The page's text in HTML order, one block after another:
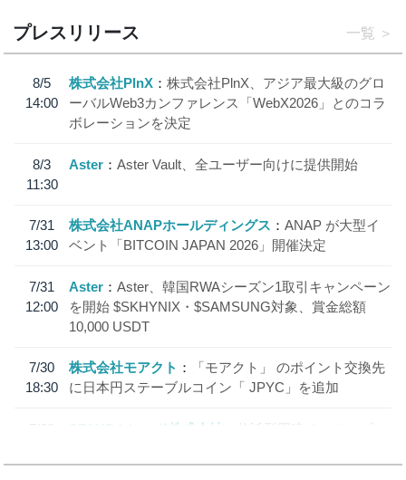
プレスリリース 一覧
8/5
14:00
株式会社PlnX
株式会社PlnX、アジア最大級のグロ
ーバルWeb3カンファレンス「WebX2026」とのコラ
ボレーションを決定
8/3
11:30
Aster Aster Vault、全ユーザー向けに提供開始
7/31
13:00
株式会社ANAPホールディングス
ANAP が大型イ
ベント「BITCOIN JAPAN 2026」開催決定
7/31
12:00
Aster
Aster、韓国RWAシーズン1取引キャンペーン
を開始 $SKHYNIX・$SAMSUNG対象、賞金総額
10,000 USDT
7/30
18:30
株式会社モアクト
「モアクト」 のポイント交換先
に日本円ステーブルコイン「 JPYC」を追加
7/29
SBI VCトレード株式会社
信託型円建てステーブル